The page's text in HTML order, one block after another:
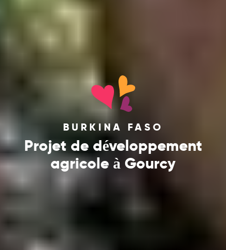
BURKINA FASO
Projet de développement
agricole à Gourcy